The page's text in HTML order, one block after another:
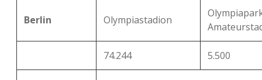
Berlin Olympiastadion
74.244 5.500